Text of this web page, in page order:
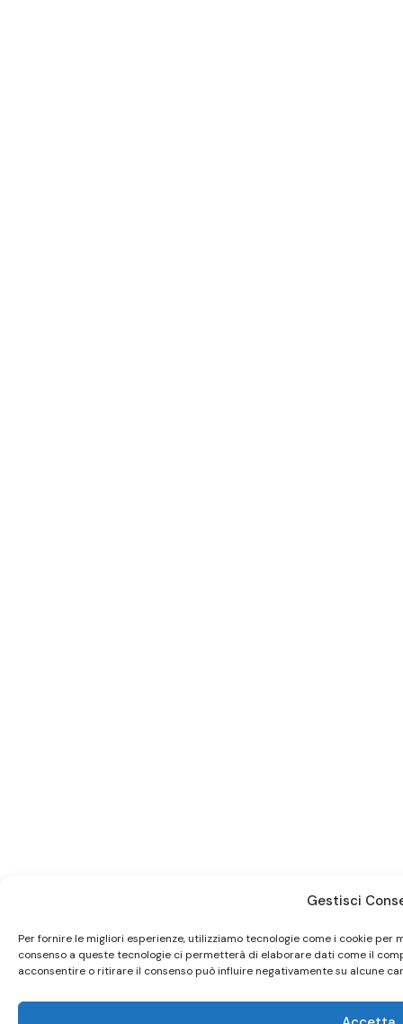
Gestisci
Per fornire le migliori esperienze, utilizziamo tecnologie come i cookie
consenso a queste tecnologie ci permetterà di elaborare dati come il
acconsentire o ritirare il consenso può influire negativamente su alcune